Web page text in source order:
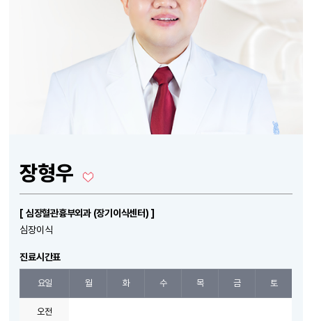
장형우
[ 심장혈관흉부외과 (장기이식센터) ]
심장이식
진료시간표
요일 월 화 수 목 금 토
오전